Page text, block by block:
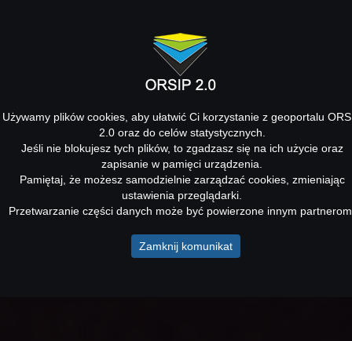
Używamy plików cookies, aby ułatwić Ci korzystanie z geoportalu
2.0 oraz do celów statystycznych.
Jeśli nie blokujesz tych plików, to zgadzasz się na ich użycie oraz
zapisanie w pamięci urządzenia.
Pamiętaj, że możesz samodzielnie zarządzać cookies, zmieniając
ustawienia przeglądarki.
Przetwarzanie części danych może być powierzone innym
Zamknij komunikat